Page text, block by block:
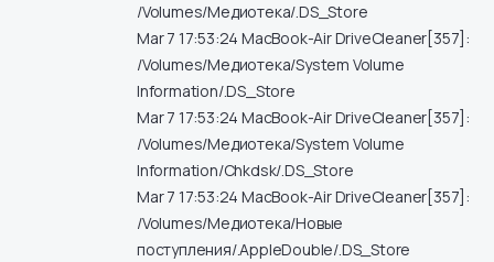
/Volumes/Медиотека/.DS_Store
Mar 7 17:53:24 MacBook-Air DriveCleaner[357]:
/Volumes/Медиотека/System Volume
Information/.DS_Store
Mar 7 17:53:24 MacBook-Air DriveCleaner[357]:
/Volumes/Медиотека/System Volume
Information/Chkdsk/.DS_Store
Mar 7 17:53:24 MacBook-Air DriveCleaner[357]:
/Volumes/Медиотека/Новые
поступления/.AppleDouble/.DS_Store